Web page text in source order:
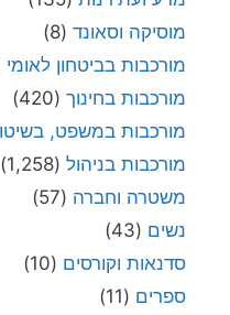
מוסיקה וסאונד (8)
מורכבות בביטחון לאומי
מורכבות בחינוך (420)
מורכבות במשפט,
מורכבות בניהול (1,258)
משטרה וחברה (57)
נשים (43)
סדנאות וקורסים (10)
ספרים (11)